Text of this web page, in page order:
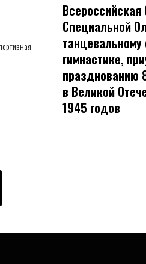
Специальной
танцевальному
гимнастике,
празднованию
в Великой
1945 годов